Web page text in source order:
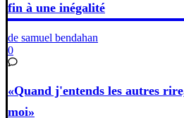
fin à une inégalité
de samuel bendahan
0
«Quand j'entends les autres
moi»